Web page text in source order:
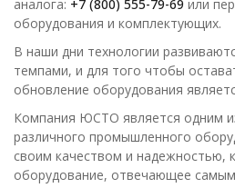
аналога: +7 (800) 555-79-69 или
оборудования и комплектующих.
В наши дни технологии
темпами, и для того чтобы
обновление оборудования
Компания ЮСТО является одним
различного промышленного
своим качеством и надежностью,
оборудование, отвечающее